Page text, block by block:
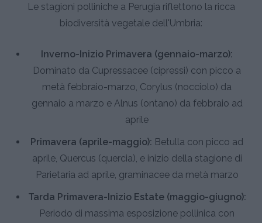
Le stagioni polliniche a Perugia riflettono la ricca
biodiversità vegetale dell'Umbria:
Inverno-Inizio Primavera (gennaio-marzo):
Dominato da Cupressacee (cipressi) con picco a
metà febbraio-marzo, Corylus (nocciolo) da
gennaio a marzo e Alnus (ontano) da febbraio ad
aprile
Primavera (aprile-maggio): Betulla con picco ad
aprile, Quercus (quercia), e inizio della stagione di
Parietaria ad aprile, graminacee da metà marzo
Tarda Primavera-Inizio Estate (maggio-giugno):
Periodo di massima esposizione pollinica con